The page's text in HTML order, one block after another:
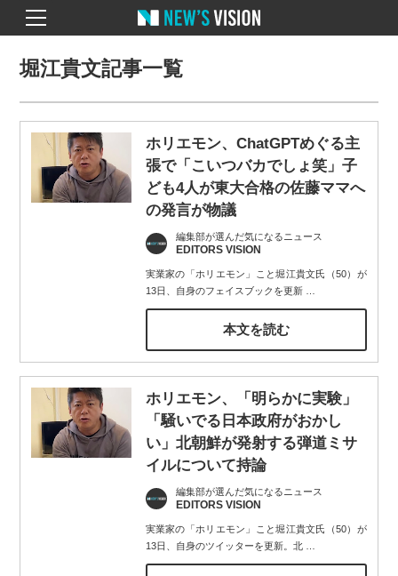
堀江貴文記事一覧
ホリエモン、ChatGPTめぐる主
張で「こいつバカでしょ笑」子
ども4人が東大合格の佐藤ママへ
の発言が物議
編集部が選んだ気になるニュース
EDITORS VISION
実業家の「ホリエモン」こと堀江貴文氏（50）が
13日、自身のフェイスブックを更新…
本文を読む
ホリエモン、「明らかに実験」
「騒いでる日本政府がおかし
い」北朝鮮が発射する弾道ミサ
イルについて持論
編集部が選んだ気になるニュース
EDITORS VISION
実業家の「ホリエモン」こと堀江貴文氏（50）が
13日、自身のツイッターを更新。北…